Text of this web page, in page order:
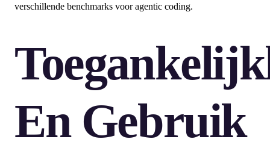
verschillende benchmarks voor agentic coding.
En Gebruik